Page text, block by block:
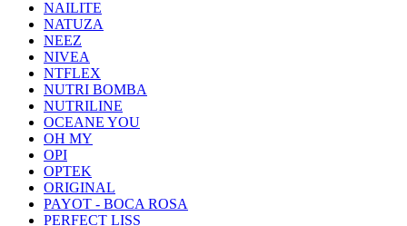
NAILITE
NATUZA
NEEZ
NIVEA
NTFLEX
NUTRI BOMBA
NUTRILINE
OCEANE YOU
OH MY
OPI
OPTEK
ORIGINAL
PAYOT - BOCA ROSA
PERFECT LISS